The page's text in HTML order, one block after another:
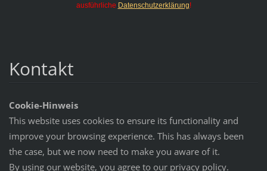
ausführliche Datenschutzerklärung!
Kontakt
Cookie-Hinweis
This website uses cookies to ensure its functionality and
improve your browsing experience. This has always been
the case, but we now need to make you aware of it.
By using our website, you agree to our privacy policy.